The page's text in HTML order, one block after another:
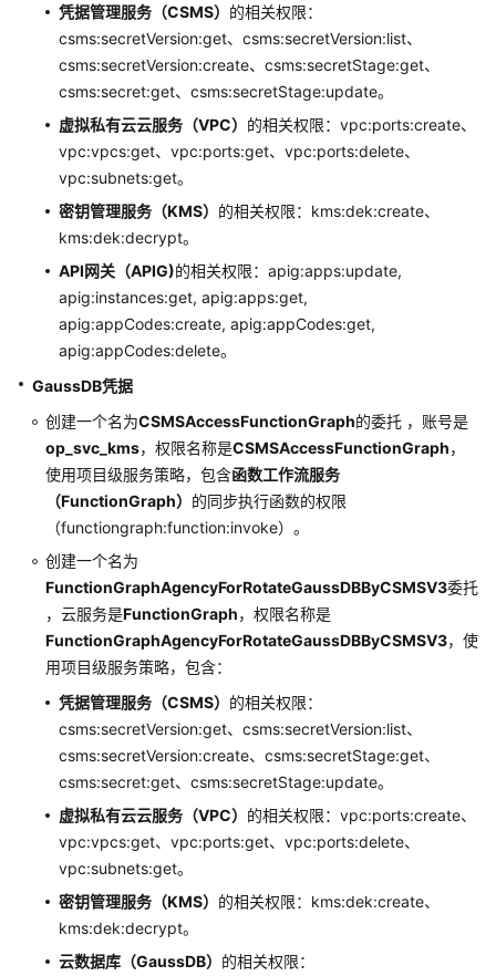
凭据管理服务（CSMS） 的相关权限：
csms:secretVersion:get、csms:secretVersion:list、
csms:secretVersion:create、csms:secretStage:get、
csms:secret:get、csms:secretStage:update。
虚拟私有云云服务（VPC） 的相关权限：vpc:ports:create、
vpc:vpcs:get、vpc:ports:get、vpc:ports:delete、
vpc:subnets:get。
密钥管理服务（KMS） 的相关权限：kms:dek:create、
kms:dek:decrypt。
API网关（APIG)的相关权限：apig:apps:update,
apig:instances:get, apig:apps:get,
apig:appCodes:create, apig:appCodes:get,
apig:appCodes:delete。
GaussDB凭据
创建一个名为CSMSAccessFunctionGraph的委托 ，账号是
op_svc_kms，权限名称是CSMSAccessFunctionGraph，
使用项目级服务策略，包含函数工作流服务
（FunctionGraph） 的同步执行函数的权限
（functiongraph:function:invoke）。
创建一个名为
FunctionGraphAgencyForRotateGaussDBByCSMSV3委托
，云服务是FunctionGraph，权限名称是
FunctionGraphAgencyForRotateGaussDBByCSMSV3，使
用项目级服务策略，包含：
凭据管理服务（CSMS） 的相关权限：
csms:secretVersion:get、csms:secretVersion:list、
csms:secretVersion:create、csms:secretStage:get、
csms:secret:get、csms:secretStage:update。
虚拟私有云云服务（VPC） 的相关权限：vpc:ports:create、
vpc:vpcs:get、vpc:ports:get、vpc:ports:delete、
vpc:subnets:get。
密钥管理服务（KMS） 的相关权限：kms:dek:create、
kms:dek:decrypt。
云数据库（GaussDB） 的相关权限：